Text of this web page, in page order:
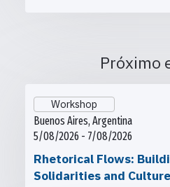
Próximo
Workshop
Buenos Aires, Argentina
5/08/2026 - 7/08/2026
Rhetorical Flows:
Solidarities and